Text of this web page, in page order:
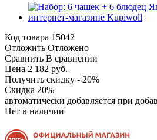
Код товара 15042
Отложить Отложено
Сравнить В сравнении
Цена 2 182 руб.
Получить скидку - 20%
Скидка 20%
автоматически добавляется при
Нет в наличии